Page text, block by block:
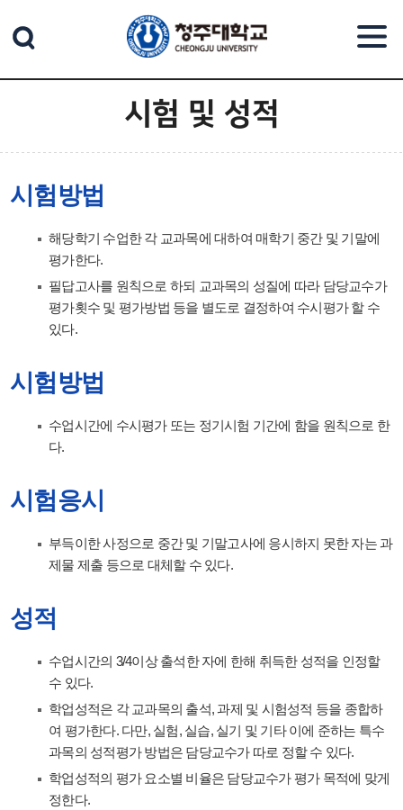
시험 및 성적
시험방법
해당학기 수업한 각 교과목에 대하여 매학기 중간 및 기말에
평가한다.
필답고사를 원칙으로 하되 교과목의 성질에 따라 담당교수가
평가횟수 및 평가방법 등을 별도로 결정하여 수시평가 할 수
있다.
시험방법
수업시간에 수시평가 또는 정기시험 기간에 함을 원칙으로 한
다.
시험응시
부득이한 사정으로 중간 및 기말고사에 응시하지 못한 자는 과
제물 제출 등으로 대체할 수 있다.
성적
수업시간의 3/4이상 출석한 자에 한해 취득한 성적을 인정할
수 있다.
학업성적은 각 교과목의 출석, 과제 및 시험성적 등을 종합하
여 평가한다. 다만, 실험, 실습, 실기 및 기타 이에 준하는 특수
과목의 성적평가 방법은 담당교수가 따로 정할 수 있다.
학업성적의 평가 요소별 비율은 담당교수가 평가 목적에 맞게
정한다.